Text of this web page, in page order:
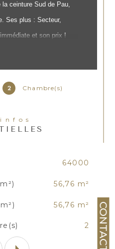
CONTACT
2 Chambre(s)
infos
64000
56,76 m²
56,76 m²
2
ceinture Sud de Pau,
Ses plus : Secteur,
et son prix !
le siteGéorisques